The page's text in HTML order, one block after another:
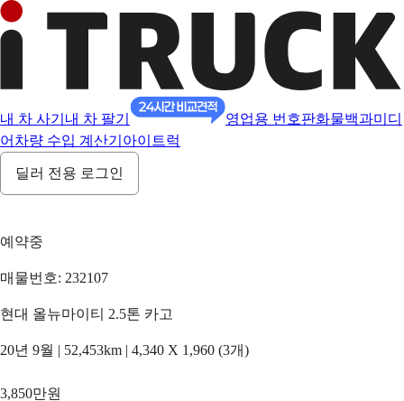
내 차 사기 내 차 팔기 영업용 번호판화물백과미디
어 차량 수입 계산기 아이트럭
딜러 전용 로그인
예약중
매물번호: 232107
현대 올뉴마이티 2.5톤 카고
20년 9월 | 52,453km | 4,340 X 1,960 (3개)
3,850만원